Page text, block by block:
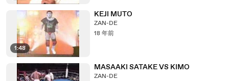
1:48
KEJI MUTO
ZAN-DE
18 年前
MASAAKI SATAKE VS KIMO
ZAN-DE